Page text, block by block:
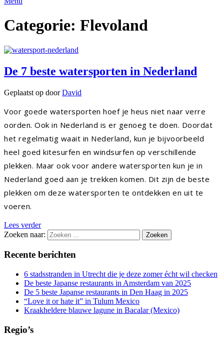
Categorie: Flevoland
De 7 beste watersporten in Nederland
Geplaatst op doorDavid
Voor goede watersporten hoef je heus niet naar verre
oorden. Ook in Nederland is er genoeg te doen. Doordat
het regelmatig waait in Nederland, kun je bijvoorbeeld
heel goed kitesurfen en windsurfen op verschillende
plekken. Maar ook voor andere watersporten kun je in
Nederland goed aan je trekken komen. Dit zijn de beste
plekken om deze watersporten te ontdekken en uit te
voeren.
Lees verder
Zoeken naar:
Recente berichten
6 stadsstranden in Utrecht die je deze zomer écht wil checken
De beste Japanse restaurants in Amsterdam van 2025
De 5 beste Japanse restaurants in Den Haag in 2025
“Love it or hate it” in Tulum Mexico
Kraakheldere blauwe lagune in Bacalar (Mexico)
Regio’s